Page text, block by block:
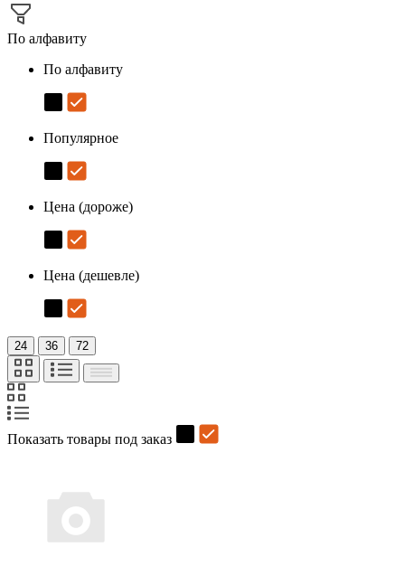
По алфавиту
По алфавиту
Популярное
Цена (дороже)
Цена (дешевле)
24 36 72
Показать товары под заказ